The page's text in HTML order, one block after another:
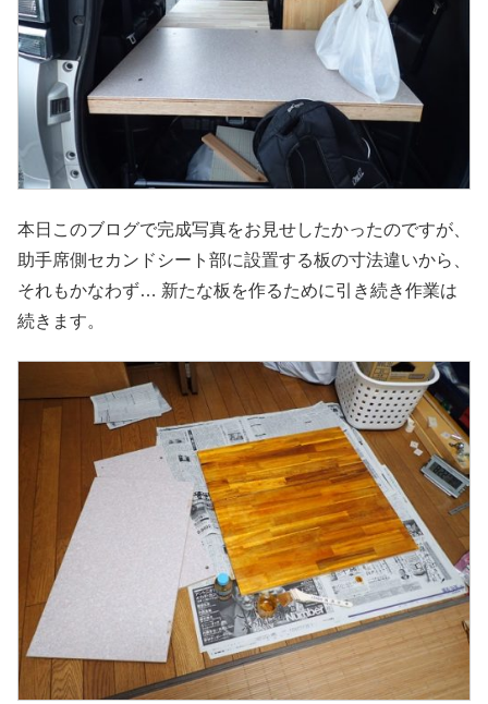
本日このブログで完成写真をお見せしたかったのですが、
助手席側セカンドシート部に設置する板の寸法違いから、
それもかなわず… 新たな板を作るために引き続き作業は
続きます。